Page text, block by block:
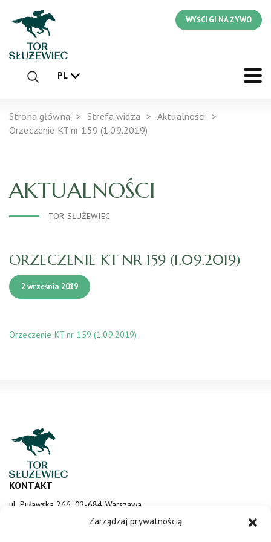
Zarządzaj prywatnością
WYŚCIGI NA ŻYWO
PL
Strona główna Strefa widza
Aktualności
Orzeczenie KT nr 159 (1.09.2019)
AKTUALNOŚCI
TOR SŁUŻEWIEC
ORZECZENIE KT NR 159 (1.09.2019)
2 września 2019
Orzeczenie KT nr 159 (1.09.2019)
KONTAKT
ul. Puławska 266, 02-684 Warszawa
sluzewiec@totalizator.pl